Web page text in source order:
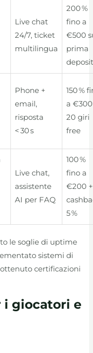
Live chat
24/7, ticket
multilingua
200 %
fino a
€500
prima
Phone +
email,
risposta
< 30 s
150 %
a
20 giri
free
Live chat,
assistente
AI per FAQ
100 %
fino a
€200 +
5 %
le soglie di uptime
sistemi di
certificazioni
i giocatori e